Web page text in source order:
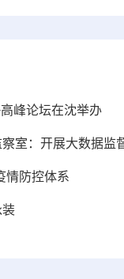
峰论坛在沈举办
室：开展大数据监
情防控体系
装